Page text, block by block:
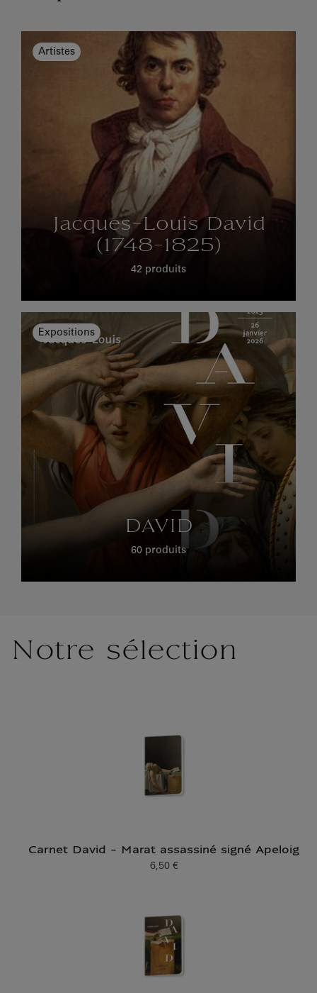
Notre sélection
Carnet David - Marat assassiné signé Apeloig
Prix ​​actuel
6,50 €
Artistes
Jacques-Louis David
(1748-1825)
42 produits
Expositions
DAVID
60 produits